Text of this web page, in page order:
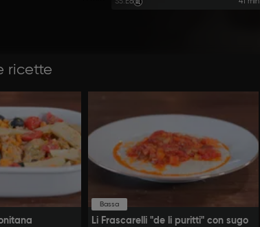
S5:E8 41 min
ricette
Bassa
Li Frascarelli "de li puritti" con sugo